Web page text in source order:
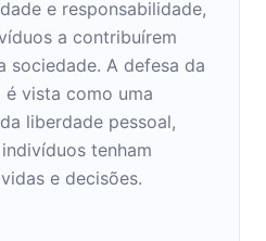
e responsabilidade,
a contribuírem
sociedade. A defesa da
vista como uma
liberdade pessoal,
tenham
e decisões.